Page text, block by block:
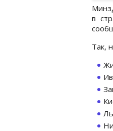
в
Так,